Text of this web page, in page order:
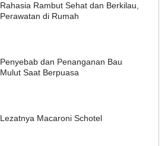
Rahasia Rambut Sehat dan Berkilau,
Perawatan di Rumah
Penyebab dan Penanganan Bau
Mulut Saat Berpuasa
Lezatnya Macaroni Schotel